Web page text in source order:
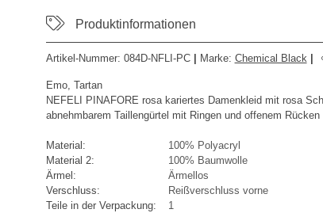
Produktinformationen
Artikel-Nummer: 084D-NFLI-PC Marke: Chemical Black
Emo, Tartan
NEFELI PINAFORE rosa kariertes Damenkleid mit rosa
abnehmbarem Taillengürtel mit Ringen und offenem Rücken
Material:
100% Polyacryl
Material 2:
100% Baumwolle
Ärmel:
Ärmellos
Verschluss:
Reißverschluss vorne
Teile in der Verpackung:
1